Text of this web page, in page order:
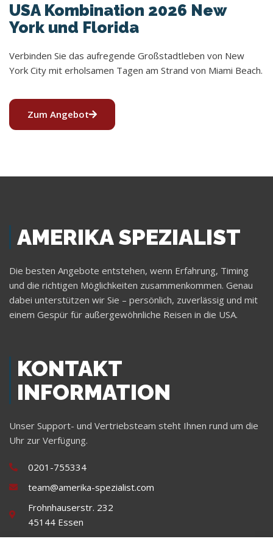
USA Kombination 2026 New
York und Florida
Verbinden Sie das aufregende Großstadtleben von New
York City mit erholsamen Tagen am Strand von Miami Beach.
Zum Angebot
AMERIKA SPEZIALIST
Die besten Angebote entstehen, wenn Erfahrung, Timing
und die richtigen Möglichkeiten zusammenkommen. Genau
dabei unterstützen wir Sie – persönlich, zuverlässig und mit
einem Gespür für außergewöhnliche Reisen in die USA.
KONTAKT
INFORMATION
Unser Support- und Vertriebsteam steht Ihnen rund um die
Uhr zur Verfügung.
0201-755334
team@amerika-spezialist.com
Frohnhauserstr. 232
45144 Essen